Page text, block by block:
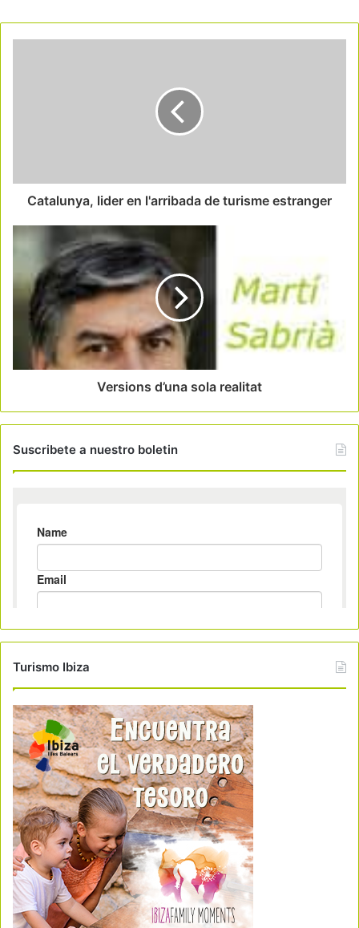
Catalunya, lider en l'arribada de turisme estranger
Versions d’una sola realitat
Suscribete a nuestro boletin
Turismo Ibiza